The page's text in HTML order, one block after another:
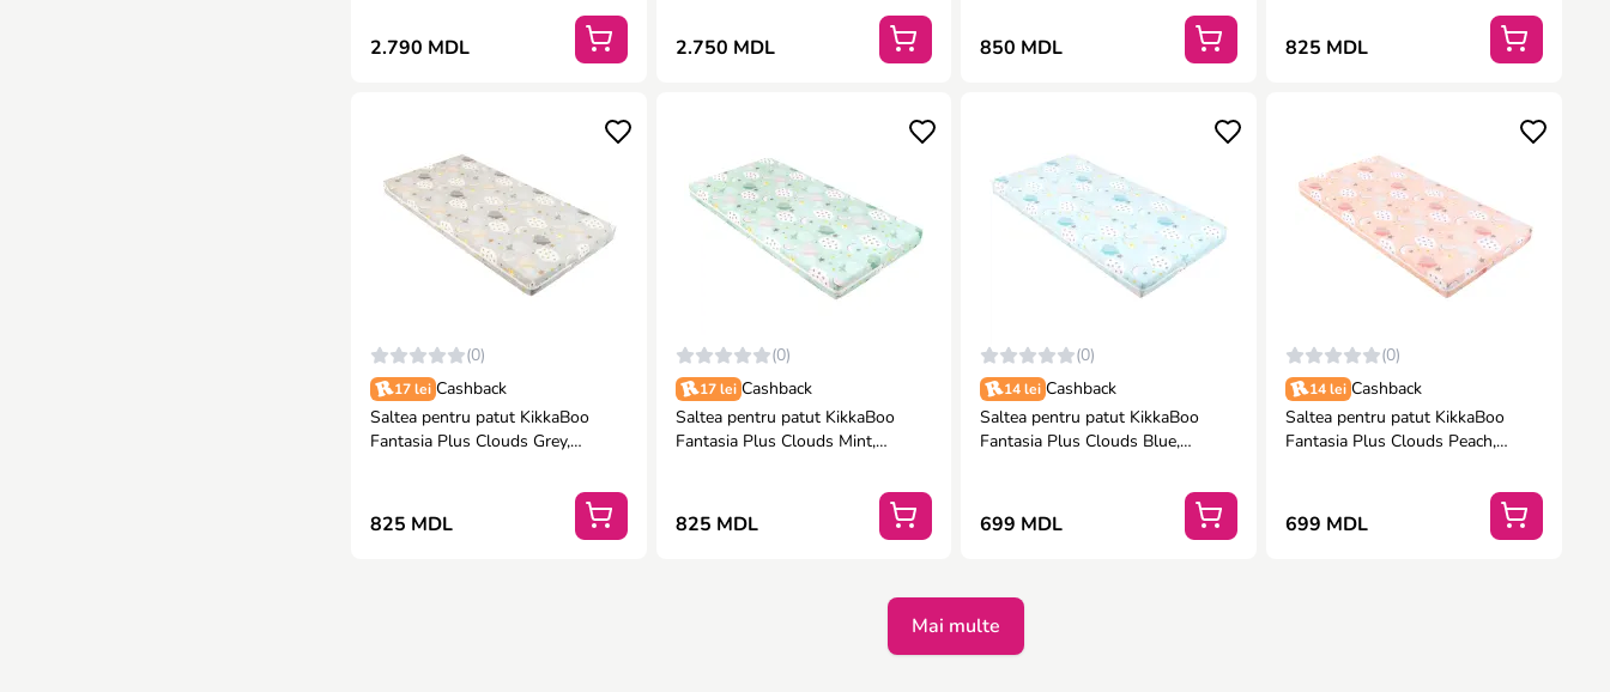
2.790 MDL 2.750 MDL 850 MDL 825 MDL
(0)
17 lei Cashback
Saltea pentru patut KikkaBoo
Fantasia Plus Clouds Grey,
825 MDL
(0)
17 lei Cashback
Saltea pentru patut KikkaBoo
Fantasia Plus Clouds Mint,
825 MDL
(0)
14 lei Cashback
Saltea pentru patut KikkaBoo
Fantasia Plus Clouds Blue,
699 MDL
(0)
14 lei Cashback
Saltea pentru patut KikkaBoo
Fantasia Plus Clouds Peach,
699 MDL
Mai multe